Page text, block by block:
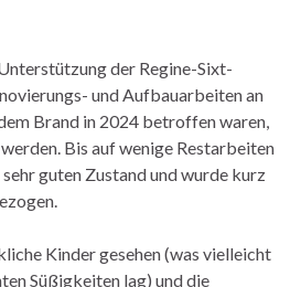
der Regine-Sixt-
und Aufbauarbeiten an
Brand in 2024 betroffen waren,
Bis auf wenige Restarbeiten
guten Zustand und wurde kurz
Kinder gesehen (was vielleicht
Süßigkeiten lag) und die